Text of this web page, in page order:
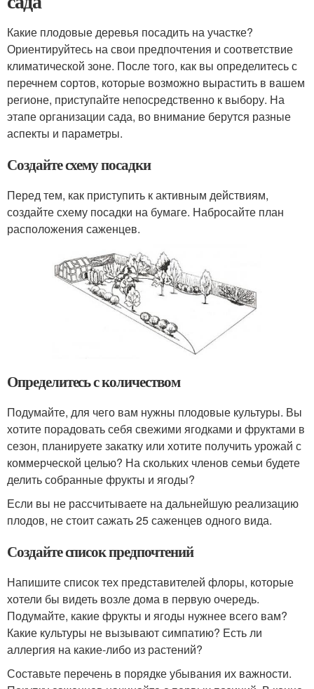
Какие плодовые деревья посадить на участке?
Ориентируйтесь на свои предпочтения и соответствие
климатической зоне. После того, как вы определитесь с
перечнем сортов, которые возможно вырастить в вашем
регионе, приступайте непосредственно к выбору. На
этапе организации сада, во внимание берутся разные
аспекты и параметры.
Создайте схему посадки
Перед тем, как приступить к активным действиям,
создайте схему посадки на бумаге. Набросайте план
расположения саженцев.
Определитесь с количеством
Подумайте, для чего вам нужны плодовые культуры. Вы
хотите порадовать себя свежими ягодками и фруктами в
сезон, планируете закатку или хотите получить урожай с
коммерческой целью? На скольких членов семьи будете
делить собранные фрукты и ягоды?
Если вы не рассчитываете на дальнейшую реализацию
плодов, не стоит сажать 25 саженцев одного вида.
Создайте список предпочтений
Напишите список тех представителей флоры, которые
хотели бы видеть возле дома в первую очередь.
Подумайте, какие фрукты и ягоды нужнее всего вам?
Какие культуры не вызывают симпатию? Есть ли
аллергия на какие-либо из растений?
Составьте перечень в порядке убывания их важности.